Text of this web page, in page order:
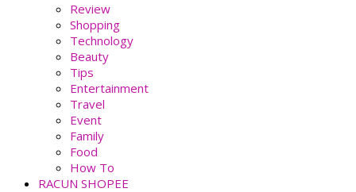
Review
Shopping
Technology
Beauty
Tips
Entertainment
Travel
Event
Family
Food
How To
RACUN SHOPEE